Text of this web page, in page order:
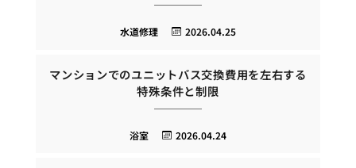
2026.04.25
水道修理
マンションでのユニットバス交換費用を左右する
特殊条件と制限
2026.04.24
浴室